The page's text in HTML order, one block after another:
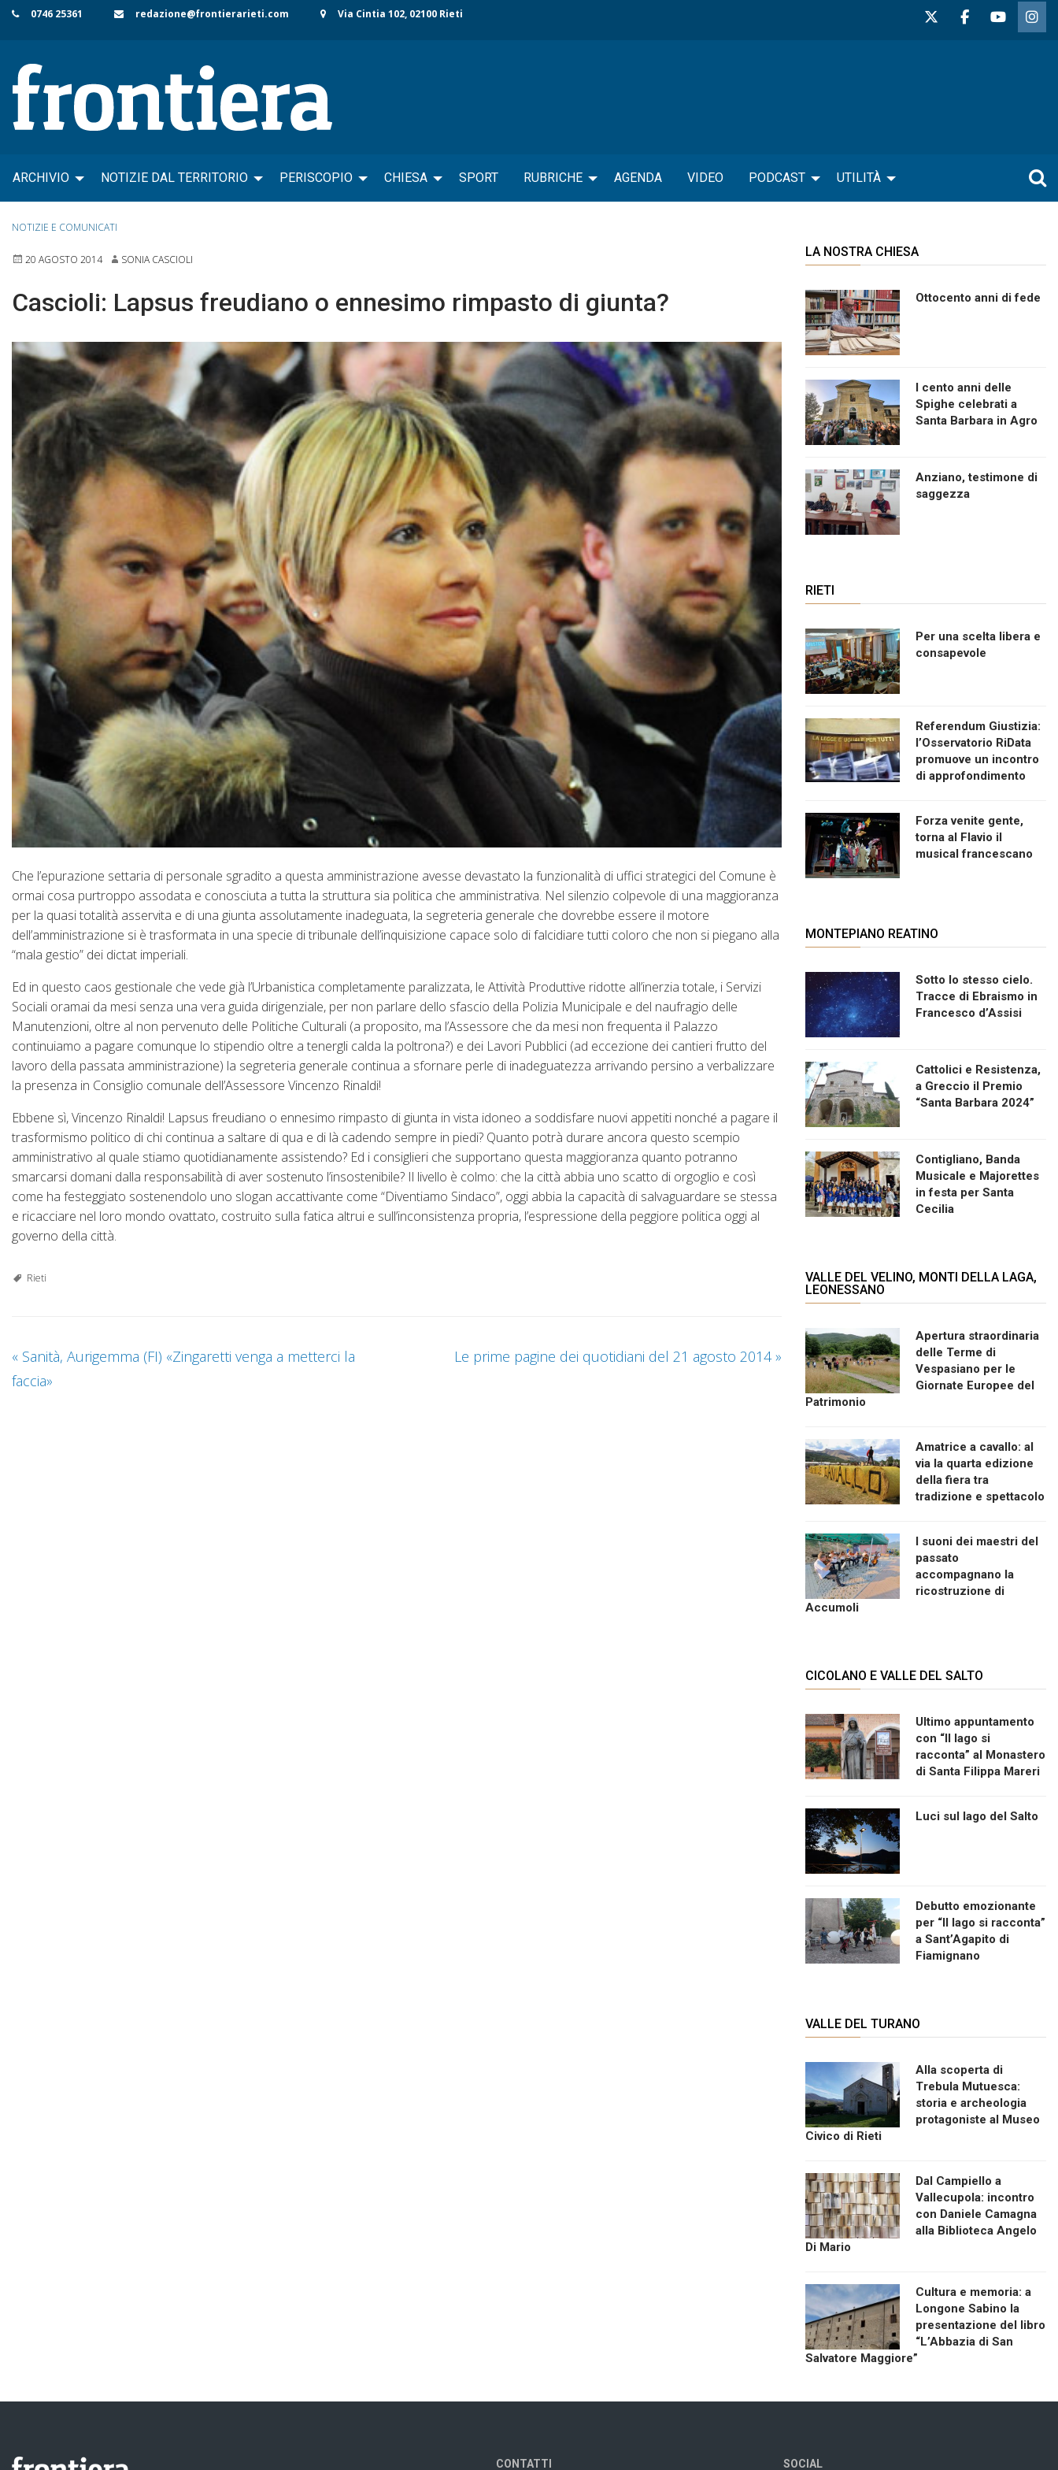
Skip
content
0746 25361 redazione@frontierarieti.com Via Cintia 102, 02100 Rieti
ARCHIVIO NOTIZIE DAL TERRITORIO PERISCOPIO CHIESA SPORT RUBRICHE AGENDA VIDEO PODCAST UTILITÀ
NOTIZIE E COMUNICATI
20 AGOSTO 2014 SONIA CASCIOLI
Cascioli: Lapsus freudiano o ennesimo rimpasto di giunta?
Che l’epurazione settaria di personale sgradito a questa amministrazione avesse devastato la funzionalità di uffici strategici del Comune è
ormai cosa purtroppo assodata e conosciuta a tutta la struttura sia politica che amministrativa. Nel silenzio colpevole di una maggioranza
per la quasi totalità asservita e di una giunta assolutamente inadeguata, la segreteria generale che dovrebbe essere il motore
dell’amministrazione si è trasformata in una specie di tribunale dell’inquisizione capace solo di falcidiare tutti coloro che non si piegano alla
“mala gestio” dei dictat imperiali.
Ed in questo caos gestionale che vede già l’Urbanistica completamente paralizzata, le Attività Produttive ridotte all’inerzia totale, i Servizi
Sociali oramai da mesi senza una vera guida dirigenziale, per non parlare dello sfascio della Polizia Municipale e del naufragio delle
Manutenzioni, oltre al non pervenuto delle Politiche Culturali (a proposito, ma l’Assessore che da mesi non frequenta il Palazzo
continuiamo a pagare comunque lo stipendio oltre a tenergli calda la poltrona?) e dei Lavori Pubblici (ad eccezione dei cantieri frutto del
lavoro della passata amministrazione) la segreteria generale continua a sfornare perle di inadeguatezza arrivando persino a verbalizzare
la presenza in Consiglio comunale dell’Assessore Vincenzo Rinaldi!
Ebbene sì, Vincenzo Rinaldi! Lapsus freudiano o ennesimo rimpasto di giunta in vista idoneo a soddisfare nuovi appetiti nonché a pagare il
trasformismo politico di chi continua a saltare di qua e di là cadendo sempre in piedi? Quanto potrà durare ancora questo scempio
amministrativo al quale stiamo quotidianamente assistendo? Ed i consiglieri che supportano questa maggioranza quanto potranno
smarcarsi domani dalla responsabilità di aver sostenuto l’insostenibile? Il livello è colmo: che la città abbia uno scatto di orgoglio e così
come ha festeggiato sostenendolo uno slogan accattivante come “Diventiamo Sindaco”, oggi abbia la capacità di salvaguardare se stessa
e ricacciare nel loro mondo ovattato, costruito sulla fatica altrui e sull’inconsistenza propria, l’espressione della peggiore politica oggi al
governo della città.
Rieti
« Sanità, Aurigemma (FI) «Zingaretti venga a metterci la
faccia»
Le prime pagine dei quotidiani del 21 agosto 2014»
LA NOSTRA CHIESA
Ottocento anni di fede
I cento anni delle
Spighe celebrati a
Santa Barbara in Agro
Anziano, testimone di
saggezza
RIETI
Per una scelta libera e
consapevole
Referendum Giustizia:
l’Osservatorio RiData
promuove un incontro
di approfondimento
Forza venite gente,
torna al Flavio il
musical francescano
MONTEPIANO REATINO
Sotto lo stesso cielo.
Tracce di Ebraismo in
Francesco d’Assisi
Cattolici e Resistenza,
a Greccio il Premio
“Santa Barbara 2024”
Contigliano, Banda
Musicale e Majorettes
in festa per Santa
Cecilia
VALLE DEL VELINO, MONTI DELLA LAGA,
LEONESSANO
Apertura straordinaria
delle Terme di
Vespasiano per le
Giornate Europee del
Patrimonio
Amatrice a cavallo: al
via la quarta edizione
della fiera tra
tradizione e spettacolo
I suoni dei maestri del
passato
accompagnano la
ricostruzione di
Accumoli
CICOLANO E VALLE DEL SALTO
Ultimo appuntamento
con “Il lago si
racconta” al Monastero
di Santa Filippa Mareri
Luci sul lago del Salto
Debutto emozionante
per “Il lago si racconta”
a Sant’Agapito di
Fiamignano
VALLE DEL TURANO
Alla scoperta di
Trebula Mutuesca:
storia e archeologia
protagoniste al Museo
Civico di Rieti
Dal Campiello a
Vallecupola: incontro
con Daniele Camagna
alla Biblioteca Angelo
Di Mario
Cultura e memoria: a
Longone Sabino la
presentazione del libro
“L’Abbazia di San
Salvatore Maggiore”
CONTATTI SOCIAL